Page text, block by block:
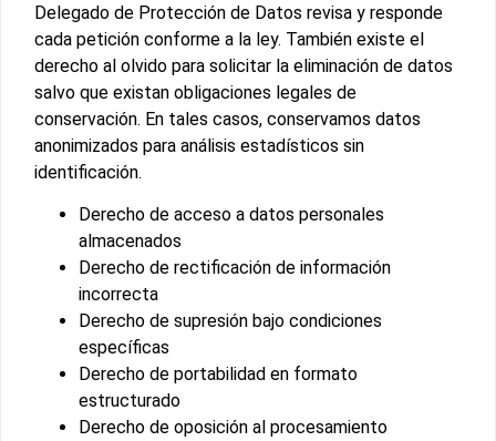
Delegado de Protección de Datos revisa y responde
cada petición conforme a la ley. También existe el
derecho al olvido para solicitar la eliminación de datos
salvo que existan obligaciones legales de
conservación. En tales casos, conservamos datos
anonimizados para análisis estadísticos sin
identificación.
Derecho de acceso a datos personales
almacenados
Derecho de rectificación de información
incorrecta
Derecho de supresión bajo condiciones
específicas
Derecho de portabilidad en formato
estructurado
Derecho de oposición al procesamiento